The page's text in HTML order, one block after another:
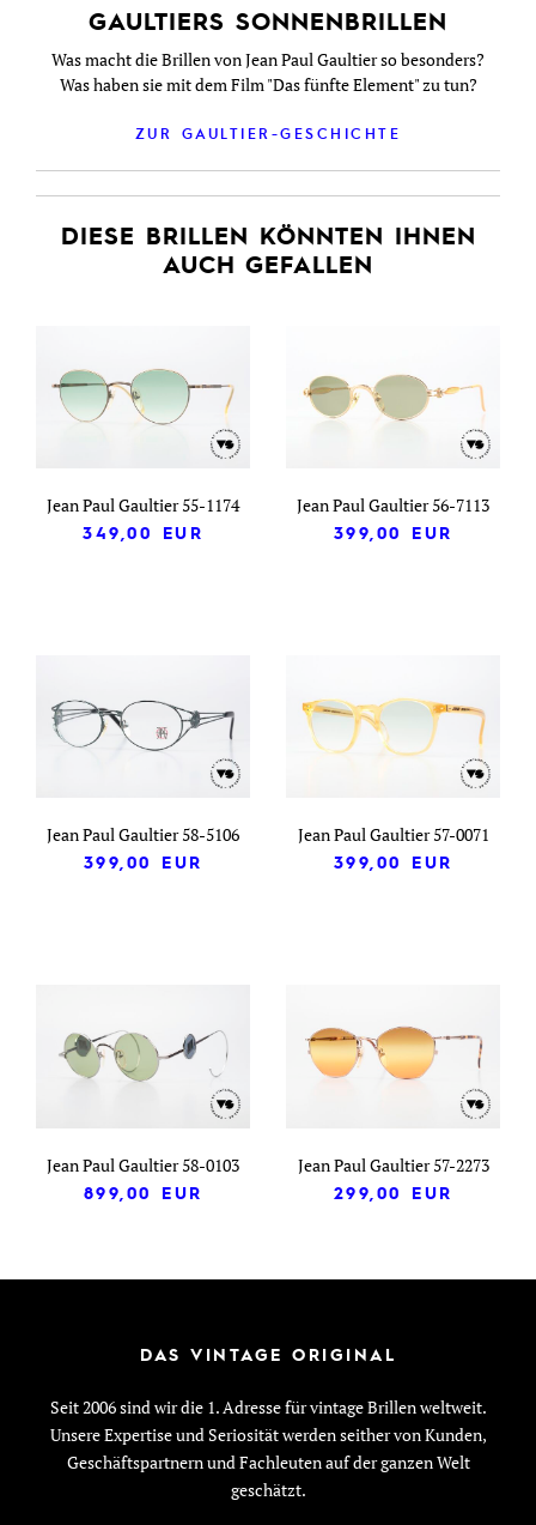
GAULTIERS SONNENBRILLEN
Was macht die Brillen von Jean Paul Gaultier so besonders?
Was haben sie mit dem Film "Das fünfte Element" zu tun?
ZUR GAULTIER-GESCHICHTE
DIESE BRILLEN KÖNNTEN IHNEN
AUCH GEFALLEN
Jean Paul Gaultier 55-1174
349,00
EUR
Jean Paul Gaultier 56-7113
399,00
EUR
Jean Paul Gaultier 58-5106
399,00
EUR
Jean Paul Gaultier 57-0071
399,00
EUR
Jean Paul Gaultier 58-0103
899,00
EUR
Jean Paul Gaultier 57-2273
299,00
EUR
DAS VINTAGE ORIGINAL
Seit 2006 sind wir die 1. Adresse für vintage Brillen weltweit.
Unsere Expertise und Seriosität werden seither von Kunden,
Geschäftspartnern und Fachleuten auf der ganzen Welt
geschätzt.